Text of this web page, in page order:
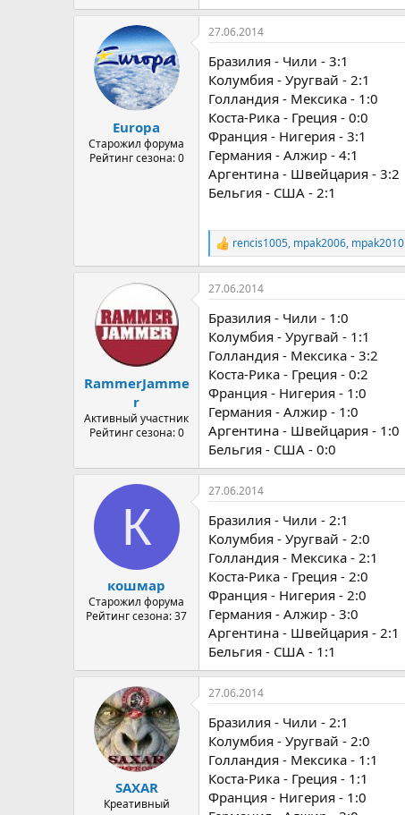
Europa
Старожил форума
Рейтинг сезона: 0
27.06.2014
Бразилия - Чили - 3:1
Колумбия - Уругвай - 2:1
Голландия - Мексика - 1:0
Коста-Рика - Греция - 0:0
Франция - Нигерия - 3:1
Германия - Алжир - 4:1
Аргентина - Швейцария - 3:2
Бельгия - США - 2:1
Р
е
а
к
и
и
:
rencis1005, mpak2006, mpak2010
RammerJamme
r
Активный участник
Рейтинг сезона: 0
27.06.2014
Бразилия - Чили - 1:0
Колумбия - Уругвай - 1:1
Голландия - Мексика - 3:2
Коста-Рика - Греция - 0:2
Франция - Нигерия - 1:0
Германия - Алжир - 1:0
Аргентина - Швейцария - 1:0
Бельгия - США - 0:0
К
кошмар
Старожил форума
Рейтинг сезона: 37
27.06.2014
Бразилия - Чили - 2:1
Колумбия - Уругвай - 2:0
Голландия - Мексика - 2:1
Коста-Рика - Греция - 2:0
Франция - Нигерия - 2:0
Германия - Алжир - 3:0
Аргентина - Швейцария - 2:1
Бельгия - США - 1:1
SAXAR
Креативный
27.06.2014
Бразилия - Чили - 2:1
Колумбия - Уругвай - 2:0
Голландия - Мексика - 1:1
Коста-Рика - Греция - 1:1
Франция - Нигерия - 1:0